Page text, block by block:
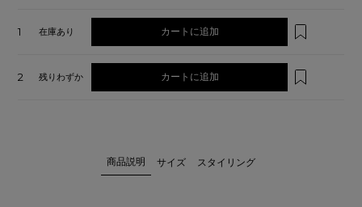
1 在庫あり カートに追加
2 残りわずか カートに追加
商品説明 サイズ スタイリング